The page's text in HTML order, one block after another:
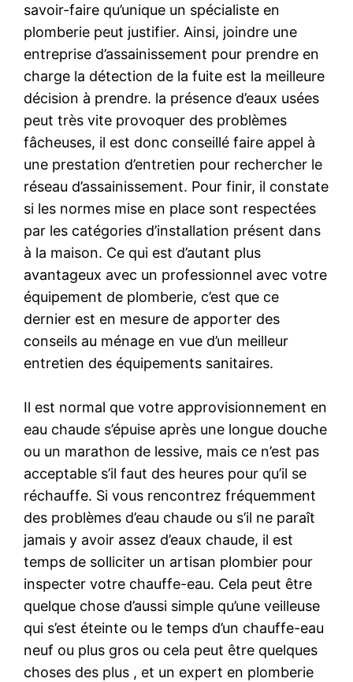
savoir-faire qu’unique un spécialiste en
plomberie peut justifier. Ainsi, joindre une
entreprise d’assainissement pour prendre en
charge la détection de la fuite est la meilleure
décision à prendre. la présence d’eaux usées
peut très vite provoquer des problèmes
fâcheuses, il est donc conseillé faire appel à
une prestation d’entretien pour rechercher le
réseau d’assainissement. Pour finir, il constate
si les normes mise en place sont respectées
par les catégories d’installation présent dans
à la maison. Ce qui est d’autant plus
avantageux avec un professionnel avec votre
équipement de plomberie, c’est que ce
dernier est en mesure de apporter des
conseils au ménage en vue d’un meilleur
entretien des équipements sanitaires.
Il est normal que votre approvisionnement en
eau chaude s’épuise après une longue douche
ou un marathon de lessive, mais ce n’est pas
acceptable s’il faut des heures pour qu’il se
réchauffe. Si vous rencontrez fréquemment
des problèmes d’eau chaude ou s’il ne paraît
jamais y avoir assez d’eaux chaude, il est
temps de solliciter un artisan plombier pour
inspecter votre chauffe-eau. Cela peut être
quelque chose d’aussi simple qu’une veilleuse
qui s’est éteinte ou le temps d’un chauffe-eau
neuf ou plus gros ou cela peut être quelques
choses des plus , et un expert en plomberie